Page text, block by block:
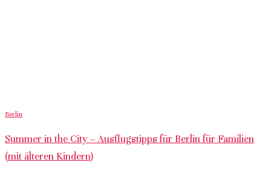
Berlin
Summer in the City – Ausflugstipps für Berlin für Familien
(mit älteren Kindern)